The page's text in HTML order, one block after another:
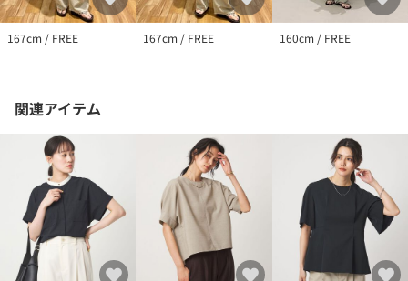
店舗へお問い合わせの際は、全国のgreen label relaxing各店舗ま
で下記の品名/品番をお申し付けください。
167cm / FREE 167cm / FREE 160cm / FREE
関連アイテム